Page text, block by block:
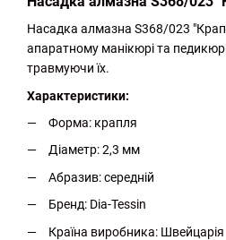
Насадка алмазна S368/023
апаратному манікюрі та
травмуючи їх.
Характеристики:
Форма: крапля
Діаметр: 2,3 мм
Абразив: середній
Бренд: Dia-Tessin
Країна виробника: Швейцарія